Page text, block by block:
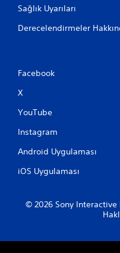
Sağlık Uyarıları
Derecelendirmeler
Facebook
X
YouTube
Instagram
Android Uygulaması
iOS Uygulaması
© 2026 Sony